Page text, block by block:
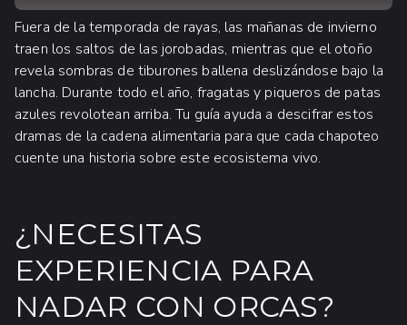
Fuera de la temporada de rayas, las mañanas de invierno
traen los saltos de las jorobadas, mientras que el otoño
revela sombras de tiburones ballena deslizándose bajo la
lancha. Durante todo el año, fragatas y piqueros de patas
azules revolotean arriba. Tu guía ayuda a descifrar estos
dramas de la cadena alimentaria para que cada chapoteo
cuente una historia sobre este ecosistema vivo.
¿NECESITAS
EXPERIENCIA PARA
NADAR CON ORCAS?